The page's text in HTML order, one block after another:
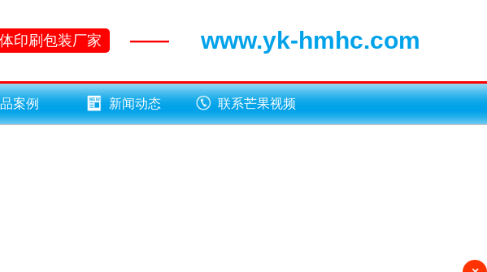
印刷包装厂家 —— www.yk-hmhc.com
案例 新闻动态 联系芒果视频